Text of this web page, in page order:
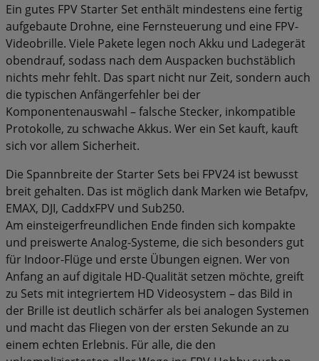
Ein gutes FPV Starter Set enthält mindestens eine fertig
aufgebaute Drohne, eine Fernsteuerung und eine FPV-
Videobrille. Viele Pakete legen noch Akku und Ladegerät
obendrauf, sodass nach dem Auspacken buchstäblich
nichts mehr fehlt. Das spart nicht nur Zeit, sondern auch
die typischen Anfängerfehler bei der
Komponentenauswahl – falsche Stecker, inkompatible
Protokolle, zu schwache Akkus. Wer ein Set kauft, kauft
sich vor allem Sicherheit.
Die Spannbreite der Starter Sets bei FPV24 ist bewusst
breit gehalten. Das ist möglich dank Marken wie Betafpv,
EMAX, DJI, CaddxFPV und Sub250.
Am einsteigerfreundlichen Ende finden sich kompakte
und preiswerte Analog-Systeme, die sich besonders gut
für Indoor-Flüge und erste Übungen eignen. Wer von
Anfang an auf digitale HD-Qualität setzen möchte, greift
zu Sets mit integriertem HD Videosystem – das Bild in
der Brille ist deutlich schärfer als bei analogen Systemen
und macht das Fliegen von der ersten Sekunde an zu
einem echten Erlebnis. Für alle, die den